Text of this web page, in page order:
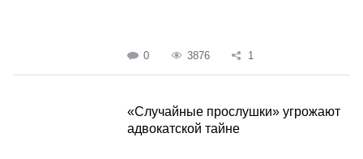
0 3876 1
«Случайные прослушки» угрожают
адвокатской тайне